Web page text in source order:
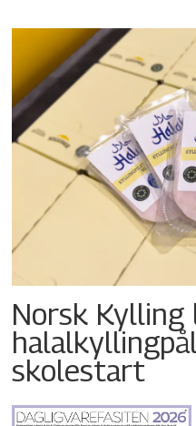
Norsk Kylling
skolestart